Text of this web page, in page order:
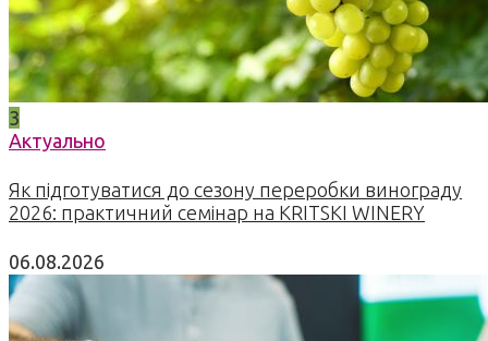
3
Актуально
Як підготуватися до сезону переробки винограду
2026: практичний семінар на KRITSKI WINERY
06.08.2026